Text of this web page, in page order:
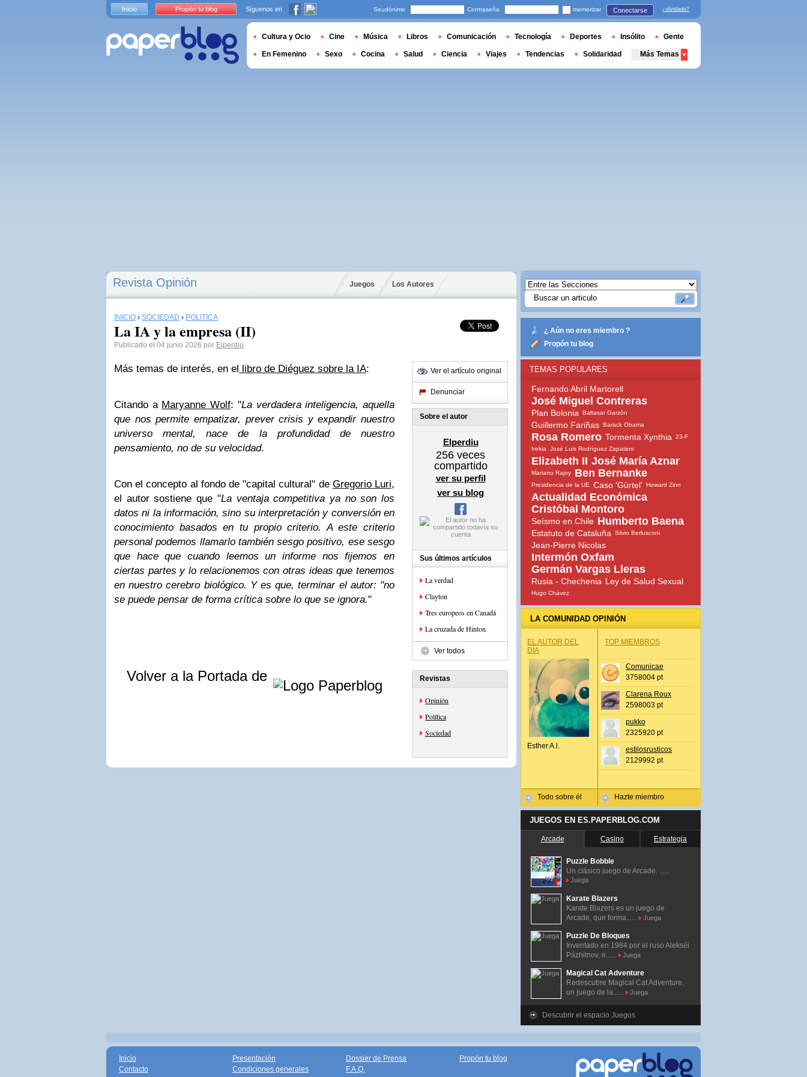
Revista Opinión Juegos Los Autores
INICIO › SOCIEDAD › POLÍTICA
La IA y la empresa (II)
Publicado el 04 junio 2026 por Elperdiu
Más temas de interés, en el libro de Diéguez sobre la IA:
Citando a Maryanne Wolf: "La verdadera inteligencia, aquella
que nos permite empatizar, prever crisis y expandir nuestro
universo mental, nace de la profundidad de nuestro
pensamiento, no de su velocidad.
Con el concepto al fondo de "capital cultural" de Gregorio Luri,
el autor sostiene que "La ventaja competitiva ya no son los
datos ni la información, sino su interpretación y conversión en
conocimiento basados en tu propio criterio. A este criterio
personal podemos llamarlo también sesgo positivo, ese sesgo
que hace que cuando leemos un informe nos fijemos en
ciertas partes y lo relacionemos con otras ideas que tenemos
en nuestro cerebro biológico. Y es que, terminar el autor: "no
se puede pensar de forma crítica sobre lo que se ignora."
Volver a la Portada de
Ver el artículo original
Denunciar
Sobre el autor
Elperdiu
256 veces
compartido
ver su perfil
ver su blog
Sus últimos artículos
La verdad
Clayton
Tres europeos en Canadá
La cruzada de Hinton
Ver todos
Revistas
Opinión
Política
Sociedad
¿ Aún no eres miembro ?
Propón tu blog
TEMAS POPULARES
Fernando Abril Martorell
José Miguel Contreras
Plan Bolonia Baltasar Garzón
Guillermo Fariñas Barack Obama
Rosa Romero Tormenta Xynthia
23-F
Irekia
José Luis Rodríguez Zapatero
Elizabeth II José María Aznar
Mariano Rajoy Ben Bernanke
Presidencia de la UE Caso 'Gürtel' Howard Zinn
Actualidad Económica
Cristóbal Montoro
Seísmo en Chile Humberto Baena
Estatuto de Cataluña Silvio Berlusconi
Jean-Pierre Nicolas
Intermón Oxfam
Germán Vargas Lleras
Rusia - Chechenia Ley de Salud Sexual
Hugo Chávez
LA COMUNIDAD OPINIÓN
EL AUTOR DEL
DÍA
Esther A.l.
Todo sobre él
TOP MIEMBROS
Comunicae
3758004 pt
Clarena Roux
2598003 pt
pukko
2325920 pt
estilosrusticos
2129992 pt
Hazte miembro
JUEGOS EN ES.PAPERBLOG.COM
Arcade Casino Estrategia
Puzzle Bobble
Un clásico juego de Arcade. ......
Juega
Karate Blazers
Karate Blazers es un juego de
Arcade, que forma......
Juega
Puzzle De Bloques
Inventado en 1984 por el ruso Alekséi
Pázhitnov, e......
Juega
Magical Cat Adventure
Redescubre Magical Cat Adventure,
un juego de la......
Juega
Descubrir el espacio Juegos
Inicio Propón tu blog Síguenos en Seudónimo Contraseña memorizar Conectarse ¿olvidado?
Cultura y Ocio Cine Música Libros Comunicación Tecnología Deportes Insólito Gente
En Femenino Sexo Cocina Salud Ciencia Viajes Tendencias Solidaridad Más Temas
Inicio
Contacto
Presentación
Condiciones generales
Dossier de Prensa
F.A.Q.
Propón tu blog